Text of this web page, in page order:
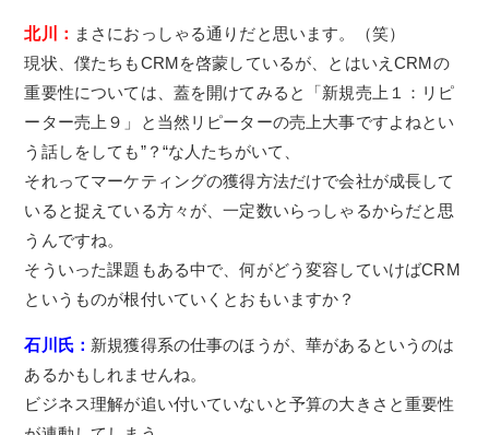
北川： まさにおっしゃる通りだと思います。（笑）
現状、僕たちもCRMを啓蒙しているが、とはいえCRMの
重要性については、蓋を開けてみると「新規売上１：リピ
ーター売上９」と当然リピーターの売上大事ですよねとい
う話しをしても”？“な人たちがいて、
それってマーケティングの獲得方法だけで会社が成長して
いると捉えている方々が、一定数いらっしゃるからだと思
うんですね。
そういった課題もある中で、何がどう変容していけばCRM
というものが根付いていくとおもいますか？
石川氏： 新規獲得系の仕事のほうが、華があるというのは
あるかもしれませんね。
ビジネス理解が追い付いていないと予算の大きさと重要性